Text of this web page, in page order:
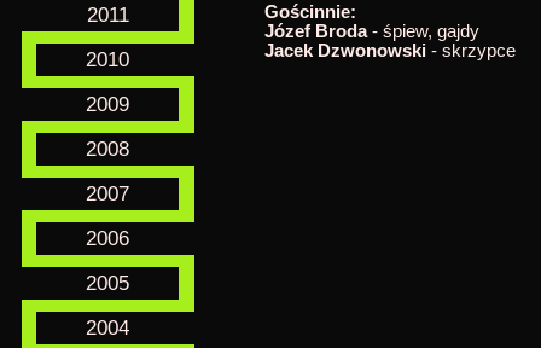
2011
2010
2009
2008
2007
2006
2005
2004
Gościnnie:
Józef Broda- śpiew, gajdy
Jacek Dzwonowski- skrzypce